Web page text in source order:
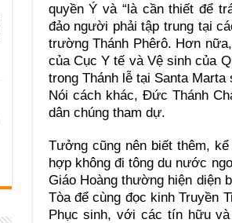
quyền Ý và “là cần thiết để
đảo người phải tập trung tại
trường Thánh Phêrô. Hơn
của Cục Y tế và Vệ sinh của
trong Thánh lễ tại Santa
Nói cách khác, Đức Thánh
dân chúng tham dự.
Tưởng cũng nên biết thêm,
hợp không đi tông du nước
Giáo Hoàng thường hiện diện
Tòa để cùng đọc kinh Truyền
Phục sinh, với các tín hữu